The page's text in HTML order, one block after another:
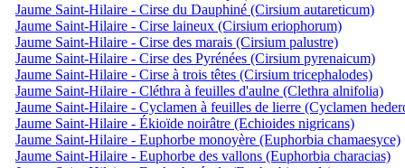
Jaume Saint-Hilaire - Cirse du Dauphiné (Cirsium autareticum)
Jaume Saint-Hilaire - Cirse laineux (Cirsium eriophorum)
Jaume Saint-Hilaire - Cirse des marais (Cirsium palustre)
Jaume Saint-Hilaire - Cirse des Pyrénées (Cirsium pyrenaicum)
Jaume Saint-Hilaire - Cirse à trois têtes (Cirsium tricephalodes)
Jaume Saint-Hilaire - Cléthra à feuilles d'aulne (Clethra alnifolia)
Jaume Saint-Hilaire - Cyclamen à feuilles de lierre (Cyclamen
Jaume Saint-Hilaire - Ékioïde noirâtre (Echioides nigricans)
Jaume Saint-Hilaire - Euphorbe monoyère (Euphorbia chamaesyce)
Jaume Saint-Hilaire - Euphorbe des vallons (Euphorbia characias)